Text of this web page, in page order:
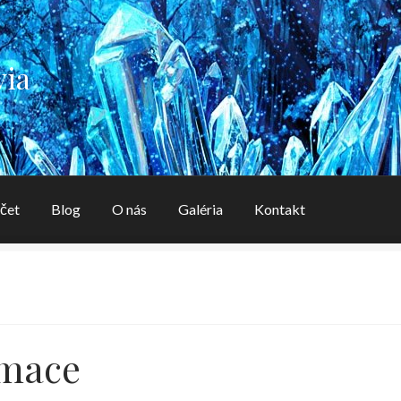
Blog O nás Galéria Kontakt